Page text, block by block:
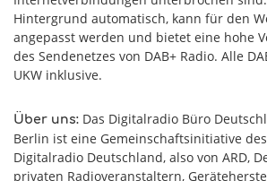
Hintergrund automatisch, kann für den
angepasst werden und bietet eine hohe
des Sendenetzes von DAB+ Radio. Alle
UKW inklusive.
Über uns: Das Digitalradio Büro
Berlin ist eine Gemeinschaftsinitiative
Digitalradio Deutschland, also von ARD,
privaten Radioveranstaltern,